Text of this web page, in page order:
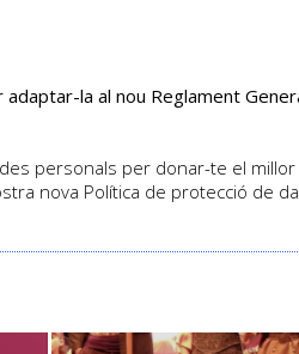
PROFESSORAT
la al nou Reglament
personals per donar-te el
nova Política de protecció de